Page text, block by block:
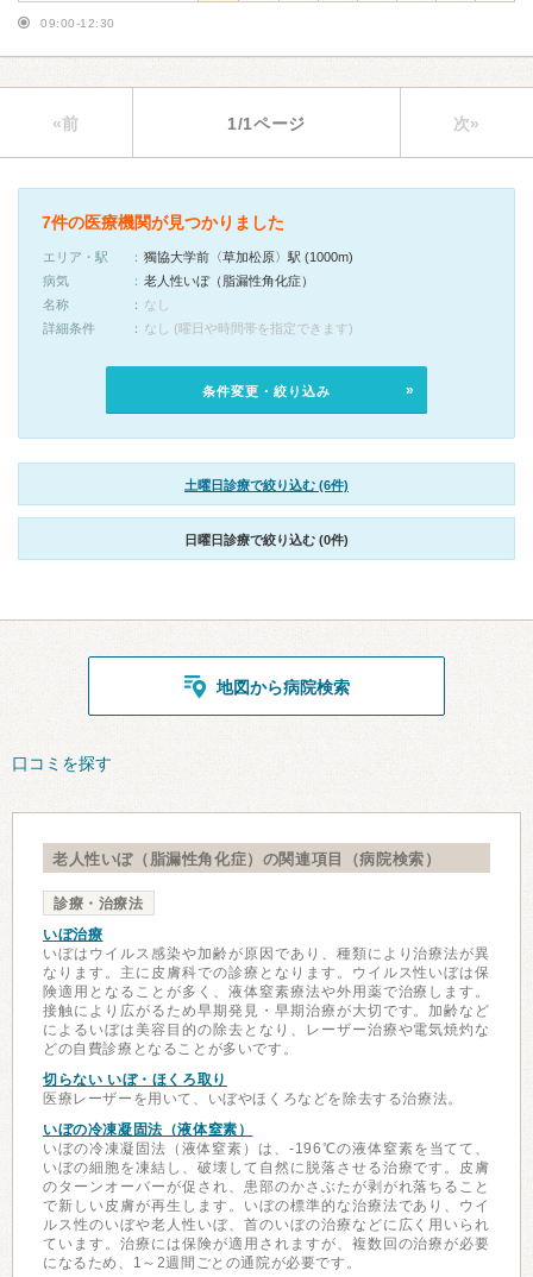
09:00-12:30
«前 1/1ページ 次»
7件の医療機関が見つかりました
エリア・駅
獨協大学前〈草加松原〉駅 (1000m)
病気
老人性いぼ（脂漏性角化症）
名称
なし
詳細条件
なし (曜日や時間帯を指定できます)
条件変更・絞り込み
土曜日診療で絞り込む (6件)
日曜日診療で絞り込む (0件)
地図から病院検索
口コミを探す
老人性いぼ（脂漏性角化症）の関連項目（病院検索）
診療・治療法
いぼ治療
いぼはウイルス感染や加齢が原因であり、種類により治療法が異
なります。主に皮膚科での診療となります。ウイルス性いぼは保
険適用となることが多く、液体窒素療法や外用薬で治療します。
接触により広がるため早期発見・早期治療が大切です。加齢など
によるいぼは美容目的の除去となり、レーザー治療や電気焼灼な
どの自費診療となることが多いです。
切らない いぼ・ほくろ取り
医療レーザーを用いて、いぼやほくろなどを除去する治療法。
いぼの冷凍凝固法（液体窒素）
いぼの冷凍凝固法（液体窒素）は、-196℃の液体窒素を当てて、
いぼの細胞を凍結し、破壊して自然に脱落させる治療です。皮膚
のターンオーバーが促され、患部のかさぶたが剥がれ落ちること
で新しい皮膚が再生します。いぼの標準的な治療法であり、ウイ
ルス性のいぼや老人性いぼ、首のいぼの治療などに広く用いられ
ています。治療には保険が適用されますが、複数回の治療が必要
になるため、1～2週間ごとの通院が必要です。